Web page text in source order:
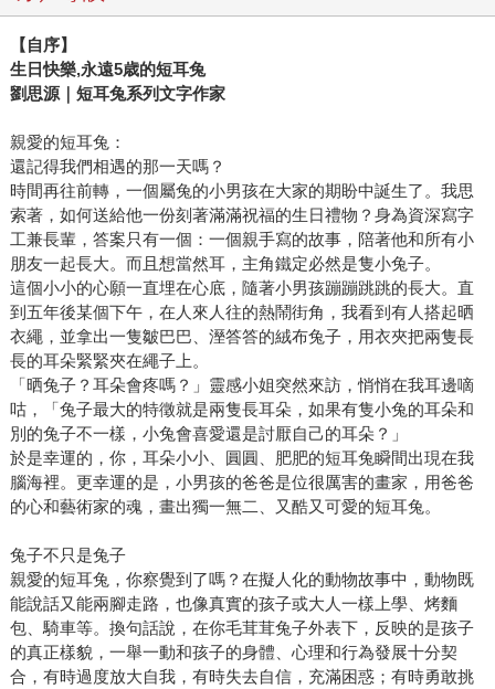
【自序】
生日快樂‚永遠5歳的短耳兔
劉思源｜短耳兔系列文字作家
親愛的短耳兔：
還記得我們相遇的那一天嗎？
時間再往前轉，一個屬兔的小男孩在大家的期盼中誕生了。我思
索著，如何送給他一份刻著滿滿祝福的生日禮物？身為資深寫字
工兼長輩，答案只有一個：一個親手寫的故事，陪著他和所有小
朋友一起長大。而且想當然耳，主角鐵定必然是隻小兔子。
這個小小的心願一直埋在心底，隨著小男孩蹦蹦跳跳的長大。直
到五年後某個下午，在人來人往的熱鬧街角，我看到有人搭起晒
衣繩，並拿出一隻皺巴巴、溼答答的絨布兔子，用衣夾把兩隻長
長的耳朵緊緊夾在繩子上。
「晒兔子？耳朵會疼嗎？」靈感小姐突然來訪，悄悄在我耳邊嘀
咕，「兔子最大的特徵就是兩隻長耳朵，如果有隻小兔的耳朵和
別的兔子不一樣，小兔會喜愛還是討厭自己的耳朵？」
於是幸運的，你，耳朵小小、圓圓、肥肥的短耳兔瞬間出現在我
腦海裡。更幸運的是，小男孩的爸爸是位很厲害的畫家，用爸爸
的心和藝術家的魂，畫出獨一無二、又酷又可愛的短耳兔。
兔子不只是兔子
親愛的短耳兔，你察覺到了嗎？在擬人化的動物故事中，動物既
能說話又能兩腳走路，也像真實的孩子或大人一樣上學、烤麵
包、騎車等。換句話說，在你毛茸茸兔子外表下，反映的是孩子
的真正樣貌，一舉一動和孩子的身體、心理和行為發展十分契
合，有時過度放大自我，有時失去自信，充滿困惑；有時勇敢挑